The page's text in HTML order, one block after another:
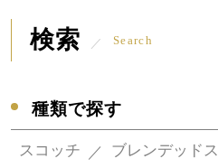
検索 Search
種類で探す
スコッチ ブレンデッド